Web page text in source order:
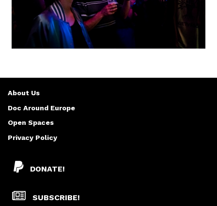
DONATE!
SUBSCRIBE!
About Us
Doc Around Europe
Open Spaces
Privacy Policy